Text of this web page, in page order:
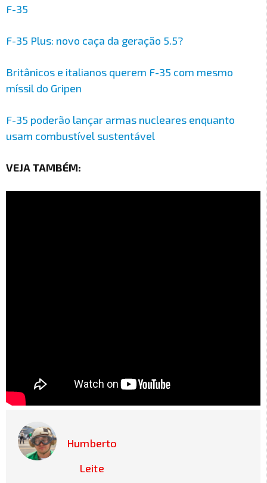
F-35
F-35 Plus: novo caça da geração 5.5?
Britânicos e italianos querem F-35 com mesmo
míssil do Gripen
F-35 poderão lançar armas nucleares enquanto
usam combustível sustentável
VEJA TAMBÉM:
Humberto
Leite